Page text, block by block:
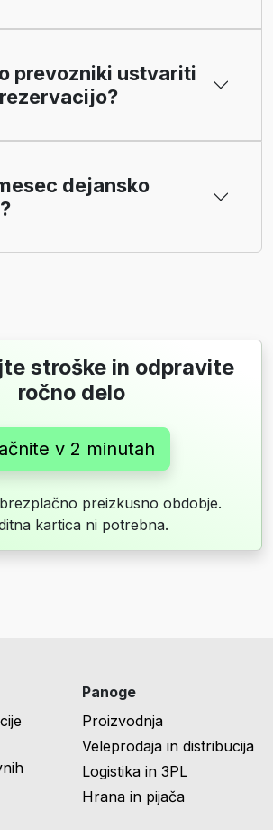
prevozniki ustvariti
dejansko
stroške in odpravite
ročno delo
v 2 minutah
preizkusno obdobje.
kartica ni potrebna.
Panoge
Proizvodnja
Veleprodaja in distribucija
Logistika in 3PL
Hrana in pijača